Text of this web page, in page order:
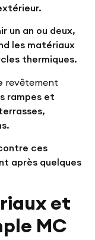
un an ou deux,
les matériaux
thermiques.
revêtement
rampes et
ces
après quelques
et
MC